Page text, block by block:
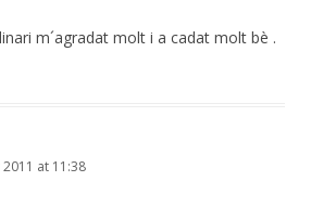
m´agradat molt i a cadat molt bè .
at 11:38